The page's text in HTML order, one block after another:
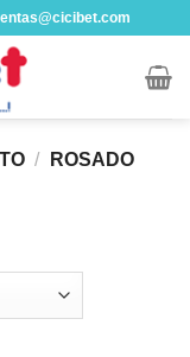
/
ROSADO